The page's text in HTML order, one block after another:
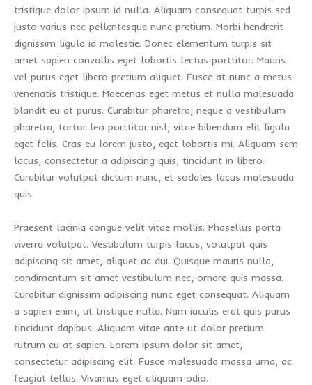
tristique dolor ipsum id nulla. Aliquam consequat turpis sed
justo varius nec pellentesque nunc pretium. Morbi hendrerit
dignissim ligula id molestie. Donec elementum turpis sit
amet sapien convallis eget lobortis lectus porttitor. Mauris
vel purus eget libero pretium aliquet. Fusce at nunc a metus
venenatis tristique. Maecenas eget metus et nulla malesuada
blandit eu at purus. Curabitur pharetra, neque a vestibulum
pharetra, tortor leo porttitor nisl, vitae bibendum elit ligula
eget felis. Cras eu lorem justo, eget lobortis mi. Aliquam sem
lacus, consectetur a adipiscing quis, tincidunt in libero.
Curabitur volutpat dictum nunc, et sodales lacus malesuada
quis.
Praesent lacinia congue velit vitae mollis. Phasellus porta
viverra volutpat. Vestibulum turpis lacus, volutpat quis
adipiscing sit amet, aliquet ac dui. Quisque mauris nulla,
condimentum sit amet vestibulum nec, ornare quis massa.
Curabitur dignissim adipiscing nunc eget consequat. Aliquam
a sapien enim, ut tristique nulla. Nam iaculis erat quis purus
tincidunt dapibus. Aliquam vitae ante ut dolor pretium
rutrum eu at sapien. Lorem ipsum dolor sit amet,
consectetur adipiscing elit. Fusce malesuada massa urna, ac
feugiat tellus. Vivamus eget aliquam odio.